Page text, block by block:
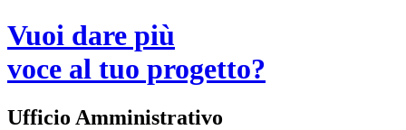
Vuoi dare più
voce al tuo progetto?
Ufficio Amministrativo